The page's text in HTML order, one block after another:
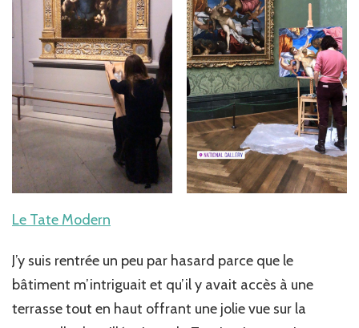
Le Tate Modern
J’y suis rentrée un peu par hasard parce que le
bâtiment m’intriguait et qu’il y avait accès à une
terrasse tout en haut offrant une jolie vue sur la